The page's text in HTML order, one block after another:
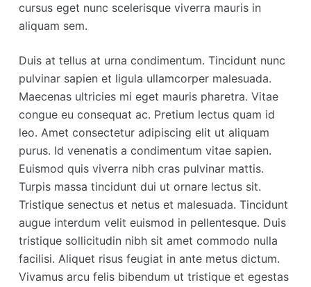
cursus eget nunc scelerisque viverra mauris in
aliquam sem.
Duis at tellus at urna condimentum. Tincidunt nunc
pulvinar sapien et ligula ullamcorper malesuada.
Maecenas ultricies mi eget mauris pharetra. Vitae
congue eu consequat ac. Pretium lectus quam id
leo. Amet consectetur adipiscing elit ut aliquam
purus. Id venenatis a condimentum vitae sapien.
Euismod quis viverra nibh cras pulvinar mattis.
Turpis massa tincidunt dui ut ornare lectus sit.
Tristique senectus et netus et malesuada. Tincidunt
augue interdum velit euismod in pellentesque. Duis
tristique sollicitudin nibh sit amet commodo nulla
facilisi. Aliquet risus feugiat in ante metus dictum.
Vivamus arcu felis bibendum ut tristique et egestas